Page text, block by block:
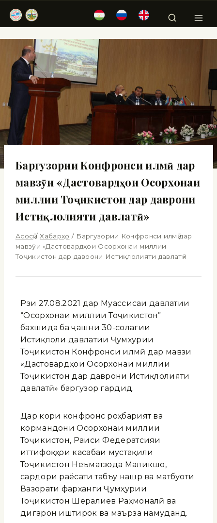
Баргузории Конфронси илмӣ дар
мавзӯи «Дастовардҳои Осорхонаи
миллии Тоҷикистон дар даврони
Истиқлолияти давлатӣ»
Асосӣ / Хабарҳо / Баргузории Конфронси илмӣ дар
мавзӯи «Дастовардҳои Осорхонаи миллии
Тоҷикистон дар даврони Истиқлолияти давлатӣ»
Рӯзи 27.08.2021 дар Муассисаи давлатии
“Осорхонаи миллии Тоҷикистон”
бахшида ба ҷашни 30-солагии
Истиқлоли давлатии Ҷумҳурии
Тоҷикистон Конфронси илмӣ дар мавзӯи
«Дастовардҳои Осорхонаи миллии
Тоҷикистон дар даврони Истиқлолияти
давлатӣ» баргузор гардид.
Дар кори конфронс роҳбарият ва
кормандони Осорхонаи миллии
Тоҷикистон, Раиси Федератсияи
иттифоқҳои касабаи мустақили
Тоҷикистон Неъматзода Маликшо,
сардори раёсати табъу нашр ва матбуоти
Вазорати фарҳанги Ҷумҳурии
Тоҷикистон Шералиев Раҳмоналӣ ва
дигарон иштирок ва маърӯза намуданд.